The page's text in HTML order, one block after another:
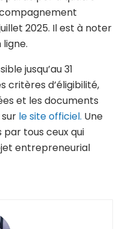
2025. Il est à noter
jusqu’au 31
critères d’éligibilité,
et les documents
le site officiel. Une
tous ceux qui
entrepreneurial